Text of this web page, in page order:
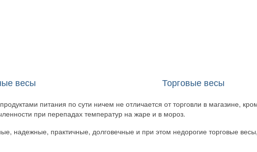
весы Торговые весы
питания по сути ничем не отличается от торговли в магазине,
при перепадах температур на жаре и в мороз.
надежные, практичные, долговечные и при этом недорогие торговые